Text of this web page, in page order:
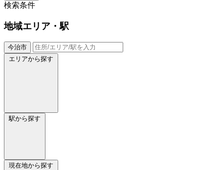
検索条件
地域エリア・駅
今治市
エリアから探す
駅から探す
現在地から探す